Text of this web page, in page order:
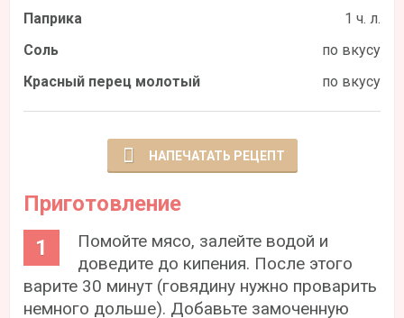
Паприка
1 ч. л.
Соль
по вкусу
Красный перец молотый
по вкусу
НАПЕЧАТАТЬ РЕЦЕПТ
Приготовление
Помойте мясо, залейте водой и
доведите до кипения. После этого
варите 30 минут (говядину нужно проварить
немного дольше). Добавьте замоченную